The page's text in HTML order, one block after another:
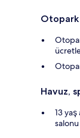
Otopark
Havuz,
13